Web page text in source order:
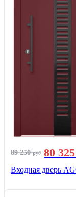
89 250руб 80 325
Входная дверь